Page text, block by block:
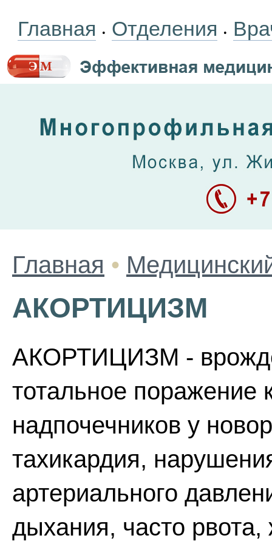
Главная • Отделения •
Главная •
АКОРТИЦИЗМ
АКОРТИЦИЗМ -
тотальное поражение
надпочечников у
тахикардия,
артериального
дыхания, часто